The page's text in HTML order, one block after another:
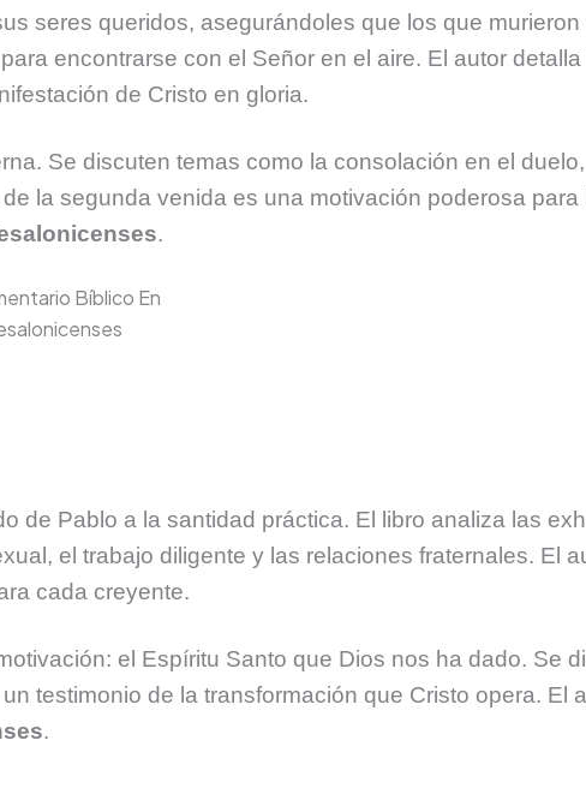
seres queridos, asegurándoles que los que murieron
encontrarse con el Señor en el aire. El autor
de Cristo en gloria.
Se discuten temas como la consolación en el
la segunda venida es una motivación poderosa para
.
de Pablo a la santidad práctica. El libro analiza las
el trabajo diligente y las relaciones fraternales. El
cada creyente.
el Espíritu Santo que Dios nos ha dado. Se
testimonio de la transformación que Cristo opera. El
.